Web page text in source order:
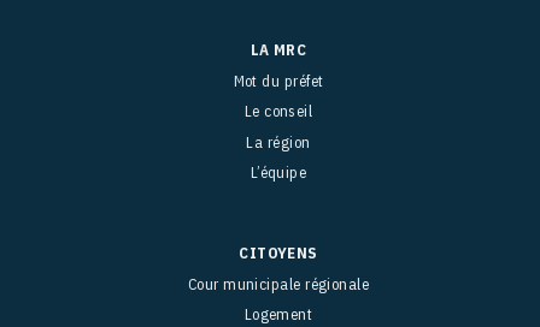
LA MRC
Mot du préfet
Le conseil
La région
L’équipe
CITOYENS
Cour municipale régionale
Logement